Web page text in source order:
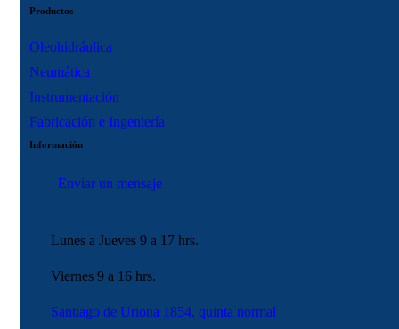
Productos
Oleohidráulica
Neumática
Instrumentación
Fabricación e Ingeniería
Información
Enviar un mensaje
Lunes a Jueves 9 a 17 hrs.
Viernes 9 a 16 hrs.
Santiago de Uriona 1854, quinta normal